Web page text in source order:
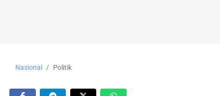
Nasional Politik